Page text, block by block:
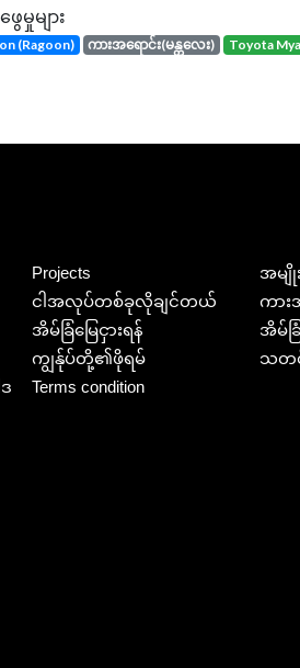
မှုများ
(Ragoon) ကားအရောင်း(မန္တလေး) toyota
Projects
အမ
ငါအလုပ်တစ်ခုလိုချင်တယ်
ကား
အိမ်ခြံမြေငှားရန်
အိမ်ခ
ကျွန်ုပ်တို့၏ဖိုရမ်
သတ
Terms condition